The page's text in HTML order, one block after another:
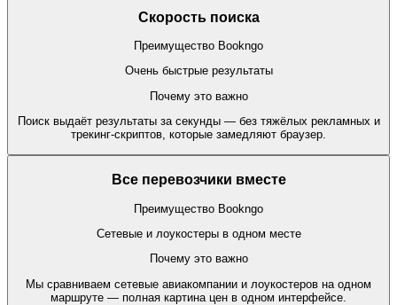
Скорость поиска
Преимущество Bookngo
Очень быстрые результаты
Почему это важно
Поиск выдаёт результаты за секунды — без тяжёлых рекламных и
трекинг-скриптов, которые замедляют браузер.
Все перевозчики вместе
Преимущество Bookngo
Сетевые и лоукостеры в одном месте
Почему это важно
Мы сравниваем сетевые авиакомпании и лоукостеров на одном
маршруте — полная картина цен в одном интерфейсе.